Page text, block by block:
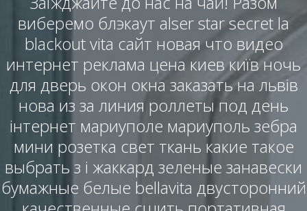
виберемо блэкаут alser star secret la
blackout vita сайт новая что видео
интернет реклама цена киев київ ночь
для дверь окон окна заказать на львів
нова из за линия роллеты под день
інтернет мариуполе мариуполь зебра
мини розетка свет ткань какие такое
выбрать з і жаккард зеленые занавески
бумажные белые bellavita двусторонний